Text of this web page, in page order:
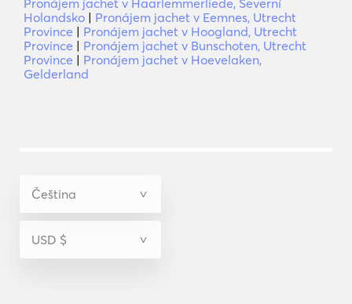
Pronájem jachet v Haarlemmerliede, Severní
Holandsko | Pronájem jachet v Eemnes, Utrecht
Province | Pronájem jachet v Hoogland, Utrecht
Province | Pronájem jachet v Bunschoten, Utrecht
Province | Pronájem jachet v Hoevelaken,
Gelderland